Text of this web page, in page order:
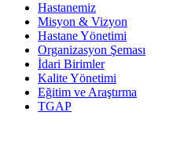
Hastanemiz
Misyon & Vizyon
Hastane Yönetimi
Organizasyon Şeması
İdari Birimler
Kalite Yönetimi
Eğitim ve Araştırma
TGAP